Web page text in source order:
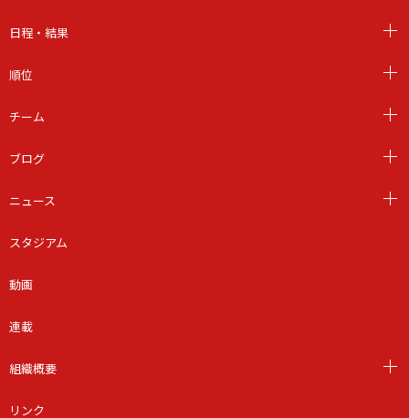
日程・結果
順位
チーム
ブログ
ニュース
スタジアム
動画
連載
組織概要
リンク